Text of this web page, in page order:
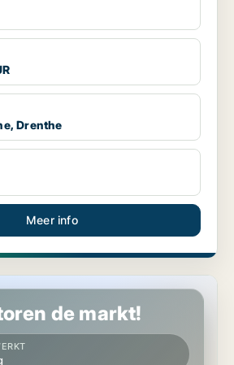
Drenthe
Meer info
Midden-Drenthe, Drenthe
de markt!